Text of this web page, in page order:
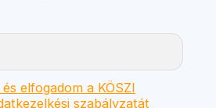
elfogadom a KÖSZI
szabályzatát